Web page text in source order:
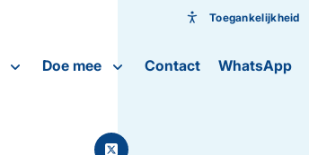
Toegankelijkheid
Doe mee Contact WhatsApp